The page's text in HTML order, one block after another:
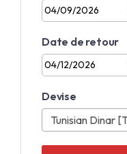
Date de retour
Devise